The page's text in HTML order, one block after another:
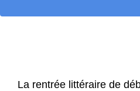
La rentrée littéraire de